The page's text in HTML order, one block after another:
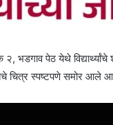
२, भडगाव पेठ येथे
चित्र स्पष्टपणे समोर आले